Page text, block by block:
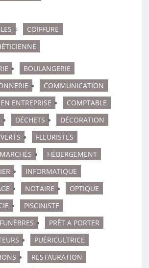
COIFFURE
BOULANGERIE
COMMUNICATION
ENTREPRISE
COMPTABLE
DÉCHETS
DÉCORATION
FLEURISTES
HÉBERGEMENT
INFORMATIQUE
NOTAIRE
OPTIQUE
PISCINISTE
PRÊT A PORTER
PUÉRICULTRICE
RESTAURATION